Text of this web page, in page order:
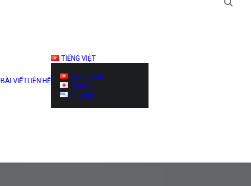
BÀI VIẾTLIÊN HỆ
TIẾNG VIỆT
Tiếng Việt
日本語
English